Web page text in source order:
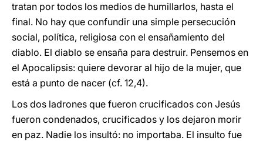
tratan por todos los medios de humillarlos, hasta el
final. No hay que confundir una simple persecución
social, política, religiosa con el ensañamiento del
diablo. El diablo se ensaña para destruir. Pensemos en
el Apocalipsis: quiere devorar al hijo de la mujer, que
está a punto de nacer (cf. 12,4).
Los dos ladrones que fueron crucificados con Jesús
fueron condenados, crucificados y los dejaron morir
en paz. Nadie los insultó: no importaba. El insulto fue